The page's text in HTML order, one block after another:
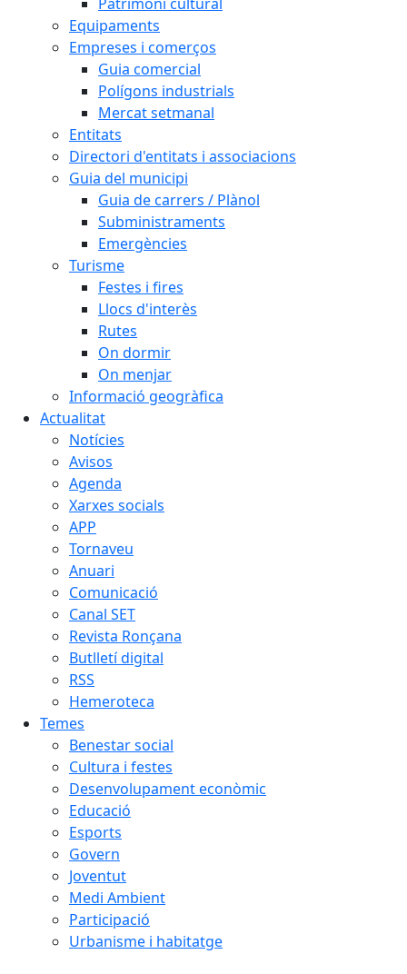
Equipaments
Empreses i comerços
Guia comercial
Polígons industrials
Mercat setmanal
Entitats
Directori d'entitats i associacions
Guia del municipi
Guia de carrers / Plànol
Subministraments
Emergències
Turisme
Festes i fires
Llocs d'interès
Rutes
On dormir
On menjar
Informació geogràfica
Actualitat
Notícies
Avisos
Agenda
Xarxes socials
APP
Tornaveu
Anuari
Comunicació
Canal SET
Revista Ronçana
Butlletí digital
RSS
Hemeroteca
Temes
Benestar social
Cultura i festes
Desenvolupament econòmic
Educació
Esports
Govern
Joventut
Medi Ambient
Participació
Urbanisme i habitatge